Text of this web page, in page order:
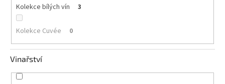
Kolekce bílých vín 3
Kolekce Cuvée 0
Vinařství